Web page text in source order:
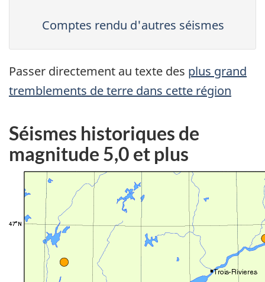
Comptes rendu d'autres séismes
Passer directement au texte des plus grand
tremblements de terre dans cette région
Séismes historiques de
magnitude 5,0 et plus